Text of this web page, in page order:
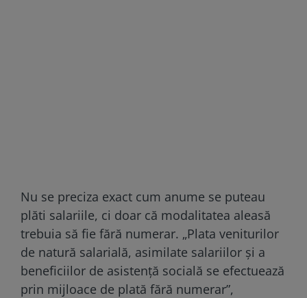
Nu se preciza exact cum anume se puteau
plăti salariile, ci doar că modalitatea aleasă
trebuia să fie fără numerar. „Plata veniturilor
de natură salarială, asimilate salariilor și a
beneficiilor de asistență socială se efectuează
prin mijloace de plată fără numerar”,